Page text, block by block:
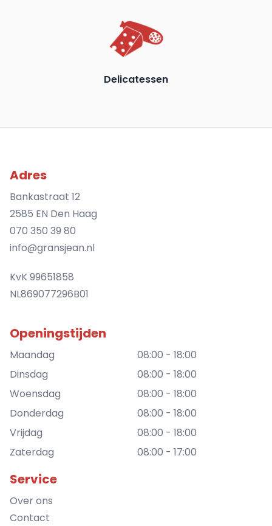
Delicatessen
Adres
Bankastraat 12
2585 EN Den Haag
070 350 39 80
info@gransjean.nl
KvK 99651858
NL869077296B01
Openingstijden
Maandag
08:00 - 18:00
Dinsdag
08:00 - 18:00
Woensdag
08:00 - 18:00
Donderdag
08:00 - 18:00
Vrijdag
08:00 - 18:00
Zaterdag
08:00 - 17:00
Service
Over ons
Contact